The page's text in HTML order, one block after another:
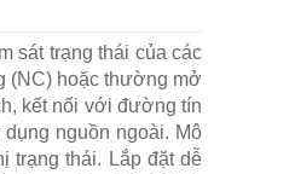
sát trạng thái của các
(NC) hoặc thường mở
kết nối với đường tín
nguồn ngoài. Mô
trạng thái. Lắp đặt dễ